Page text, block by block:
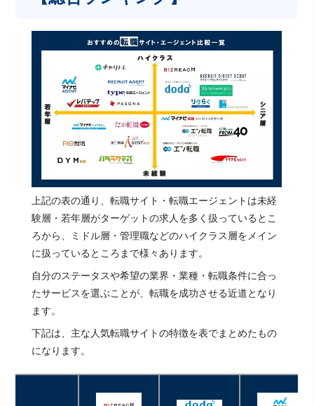
上記の表の通り、転職サイト・転職エージェントは未経
験層・若年層がターゲットの求人を多く扱っているとこ
ろから、ミドル層・管理職などのハイクラス層をメイン
に扱っているところまで様々あります。
自分のステータスや希望の業界・業種・転職条件に合っ
たサービスを選ぶことが、転職を成功させる近道となり
ます。
下記は、主な人気転職サイトの特徴を表でまとめたもの
になります。